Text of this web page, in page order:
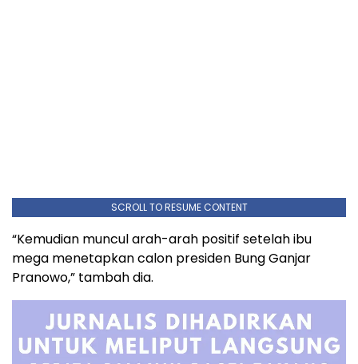
SCROLL TO RESUME CONTENT
“Kemudian muncul arah-arah positif setelah ibu
mega menetapkan calon presiden Bung Ganjar
Pranowo,” tambah dia.